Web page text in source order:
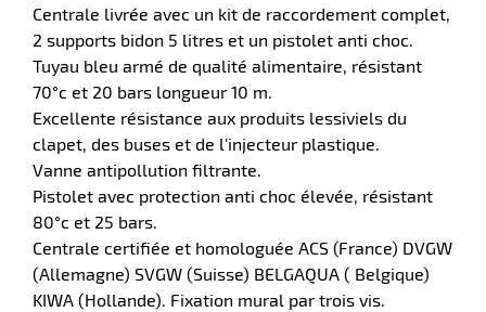
Centrale livrée avec un kit de raccordement complet,
2 supports bidon 5 litres et un pistolet anti choc.
Tuyau bleu armé de qualité alimentaire, résistant
70°c et 20 bars longueur 10 m.
Excellente résistance aux produits lessiviels du
clapet, des buses et de l'injecteur plastique.
Vanne antipollution filtrante.
Pistolet avec protection anti choc élevée, résistant
80°c et 25 bars.
Centrale certifiée et homologuée ACS (France) DVGW
(Allemagne) SVGW (Suisse) BELGAQUA ( Belgique)
KIWA (Hollande). Fixation mural par trois vis.